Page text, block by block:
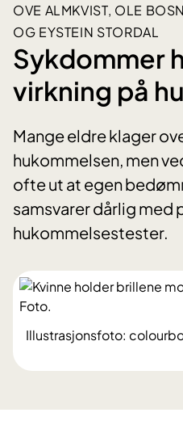
OVE ALMKVIST, OLE
OG EYSTEIN STORDAL
Sykdommer
virkning på
Mange eldre klager
hukommelsen, men
ofte ut at egen
samsvarer dårlig med
hukommelsestester.
Illustrasjonsfoto: